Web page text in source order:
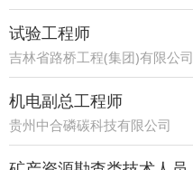
试验工程师
吉林省路桥工程(集团)有限公司
机电副总工程师
贵州中合磷碳科技有限公司